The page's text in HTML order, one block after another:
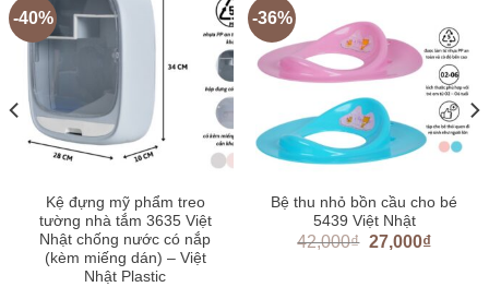
-40%
Kệ đựng mỹ phẩm treo
tường nhà tắm 3635 Việt
Nhật chống nước có nắp
(kèm miếng dán) – Việt
Nhật Plastic
-36%
Bệ thu nhỏ bồn cầu cho bé
5439 Việt Nhật
42,000₫ 27,000₫